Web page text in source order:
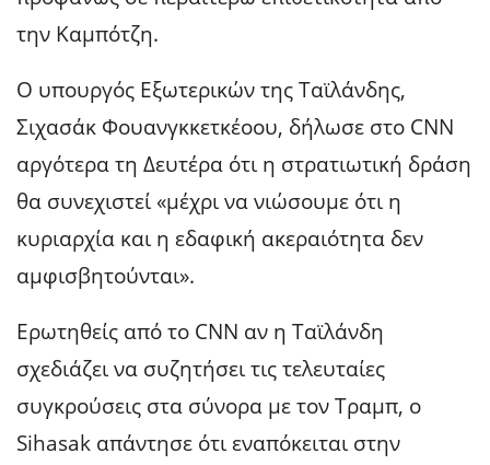
την Καμπότζη.
Ο υπουργός Εξωτερικών της Ταϊλάνδης,
Σιχασάκ Φουανγκκετκέοου, δήλωσε στο CNN
αργότερα τη Δευτέρα ότι η στρατιωτική δράση
θα συνεχιστεί «μέχρι να νιώσουμε ότι η
κυριαρχία και η εδαφική ακεραιότητα δεν
αμφισβητούνται».
Ερωτηθείς από το CNN αν η Ταϊλάνδη
σχεδιάζει να συζητήσει τις τελευταίες
συγκρούσεις στα σύνορα με τον Τραμπ, ο
Sihasak απάντησε ότι εναπόκειται στην